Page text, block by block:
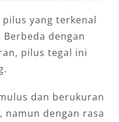
yang terkenal
dengan
pilus tegal ini
dan berukuran
dengan rasa